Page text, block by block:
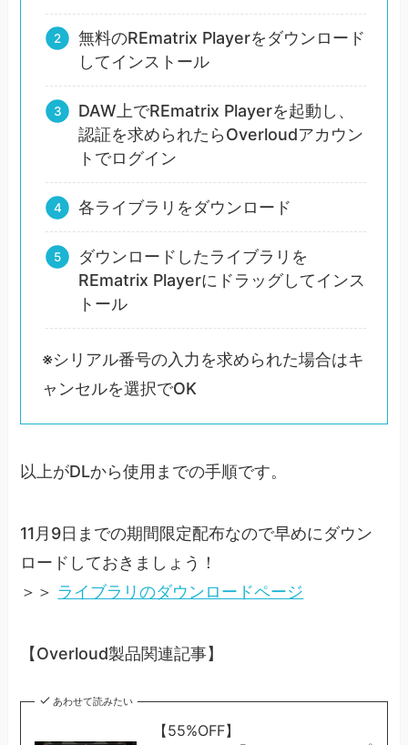
無料のREmatrix Playerをダウンロード
してインストール
DAW上でREmatrix Playerを起動し、
認証を求められたらOverloudアカウン
トでログイン
各ライブラリをダウンロード
ダウンロードしたライブラリを
REmatrix Playerにドラッグしてインス
トール
※シリアル番号の入力を求められた場合はキ
ャンセルを選択でOK
以上がDLから使用までの手順です。
11月9日までの期間限定配布なので早めにダウン
ロードしておきましょう！
＞＞ ライブラリのダウンロードページ
【Overloud製品関連記事】
あわせて読みたい
【55%OFF】